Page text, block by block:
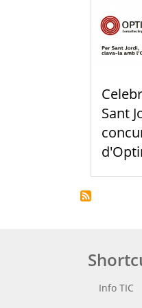
Sant
Info TIC